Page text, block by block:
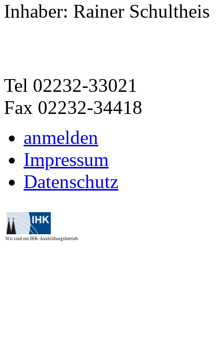
Inhaber: Rainer Schultheis
Tel 02232-33021
Fax 02232-34418
anmelden
Impressum
Datenschutz
Wir sind ein IHK-Ausbildungsbetrieb